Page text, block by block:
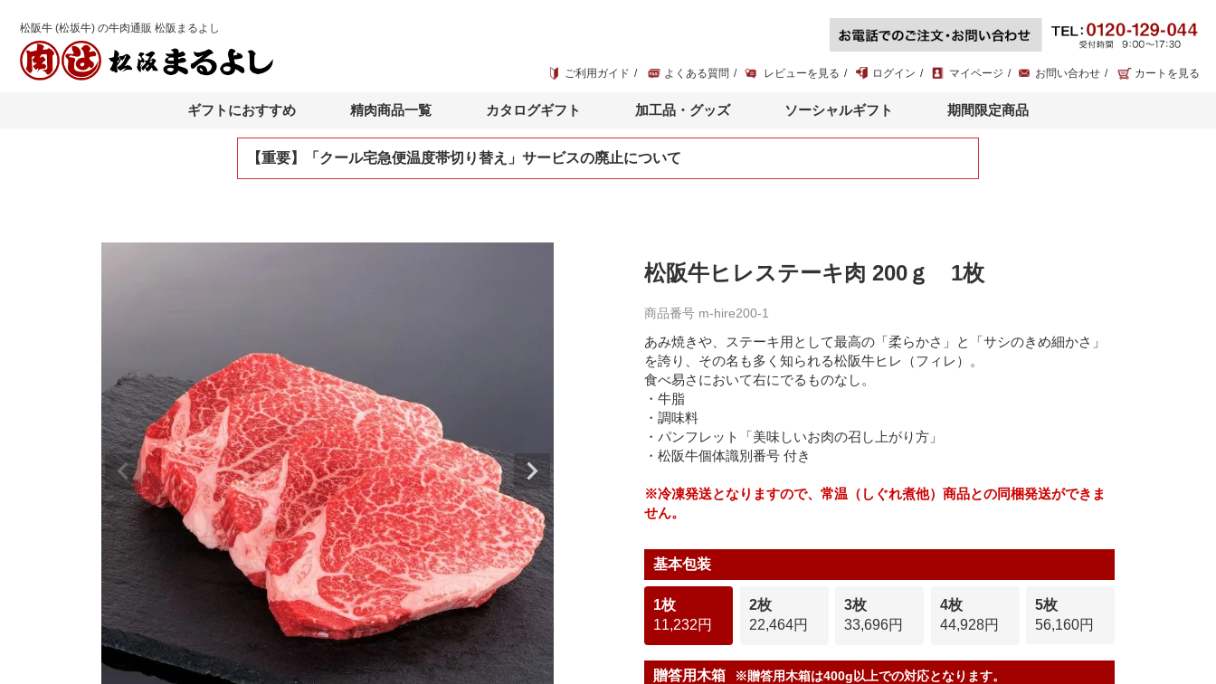
松阪牛 (松坂牛) の牛肉通販 松阪まるよし
ご利用ガイド よくある質問 レビューを見る ログイン マイページ お問い合わせ カートを見る
ギフトにおすすめ 精肉商品一覧 カタログギフト 加工品・グッズ ソーシャルギフト 期間限定商品
【重要】「クール宅急便温度帯切り替え」サービスの廃止について
松阪牛ヒレステーキ肉 200ｇ 1枚
商品番号 m-hire200-1
あみ焼きや、ステーキ用として最高の「柔らかさ」と「サシのきめ細かさ」
を誇り、その名も多く知られる松阪牛ヒレ（フィレ）。
食べ易さにおいて右にでるものなし。
・牛脂
・調味料
・パンフレット「美味しいお肉の召し上がり方」
・松阪牛個体識別番号 付き
※冷凍発送となりますので、常温（しぐれ煮他）商品との同梱発送ができま
せん。
基本包装
1枚
11,232円
2枚
22,464円
3枚
33,696円
4枚
44,928円
5枚
56,160円
贈答用木箱 ※贈答用木箱は400g以上での対応となります。